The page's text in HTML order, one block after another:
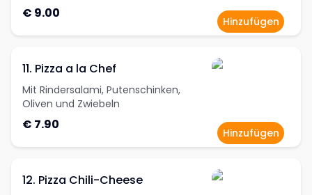
€ 9.00
Hinzufügen
11. Pizza a la Chef
Mit Rindersalami, Putenschinken,
Oliven und Zwiebeln
€ 7.90
Hinzufügen
12. Pizza Chili-Cheese